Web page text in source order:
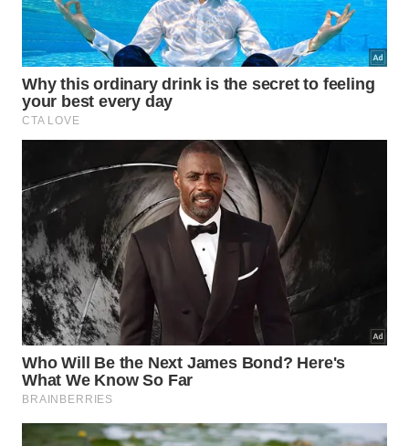
caseiraobtendo um ótimo efeito de
fortalecimento
Mistura com o componente ideal.
Aplicação focada nas partes frágeis.
Ação direta de fortalecimento.
Como evitar o cheiro forte durante o